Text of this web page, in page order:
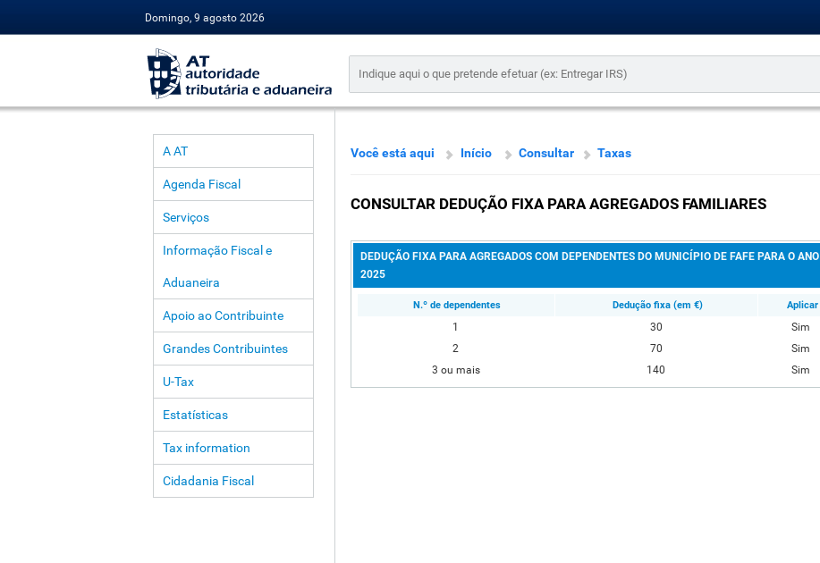
Domingo, 9 agosto 2026
A AT
Agenda Fiscal
Serviços
Informação Fiscal e
Aduaneira
Apoio ao Contribuinte
Grandes Contribuintes
U-Tax
Estatísticas
Tax information
Cidadania Fiscal
Você está aqui Início Consultar Taxas
CONSULTAR DEDUÇÃO FIXA PARA AGREGADOS FAMILIARES
DEDUÇÃO FIXA PARA AGREGADOS COM DEPENDENTES DO MUNICÍPIO DE FAFE PARA O ANO
2025
N.º de dependentes Dedução fixa (em €) Aplicar
1 30
Sim
2
70
Sim
3 ou mais
140 Sim